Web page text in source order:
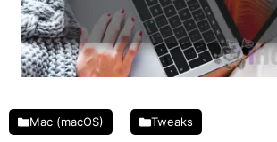
Mac (macOS) Tweaks